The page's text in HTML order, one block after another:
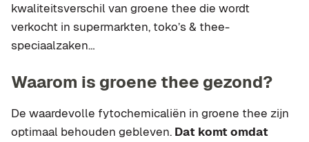
kwaliteitsverschil van groene thee die wordt
verkocht in supermarkten, toko’s & thee-
speciaalzaken…
Waarom is groene thee gezond?
De waardevolle fytochemicaliën in groene thee zijn
optimaal behouden gebleven. Dat komt omdat